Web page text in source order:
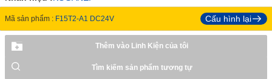
Mã sản phẩm : F15T2-A1 DC24V Cấu hình lại
Thêm vào Linh Kiện của tôi
Tìm kiếm sản phẩm tương tự